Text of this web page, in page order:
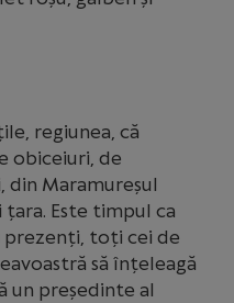
regiunea, că
obiceiuri, de
din Maramureșul
Este timpul ca
toți cei de
să înțeleagă
un președinte al